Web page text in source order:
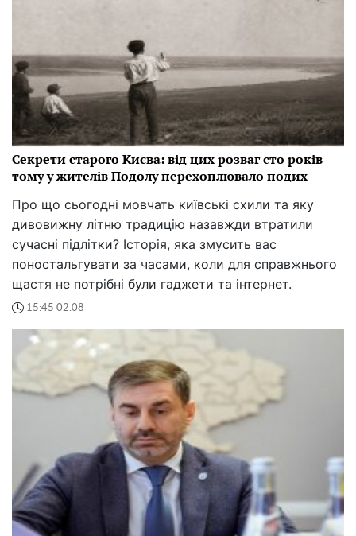
Секрети старого Києва: від цих розваг сто років
тому у жителів Подолу перехоплювало подих
Про що сьогодні мовчать київські схили та яку
дивовижну літню традицію назавжди втратили
сучасні підлітки? Історія, яка змусить вас
поностальгувати за часами, коли для справжнього
щастя не потрібні були гаджети та інтернет.
15:45 02.08